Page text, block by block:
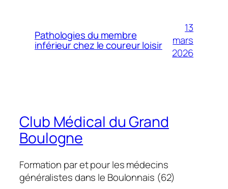
Pathologies du membre
inférieur chez le coureur loisir
13
mars
2026
Club Médical du Grand
Boulogne
Formation par et pour les médecins
généralistes dans le Boulonnais (62)